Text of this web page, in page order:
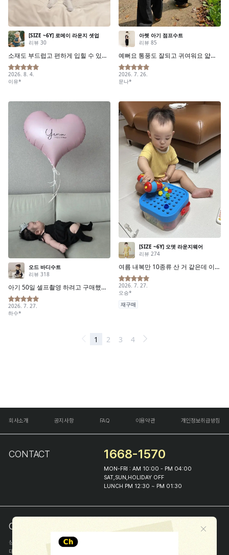
회사소개 공지사항 FAQ 이용약관 개인정보취급방침
CONTACT 1668-1570
MON-FRI : AM 10:00 - PM 04:00
SAT,SUN,HOLIDAY OFF
LUNCH PM 12:30 ~ PM 01:30
COMPANY INFO
상호
(주)해피프린스
대표